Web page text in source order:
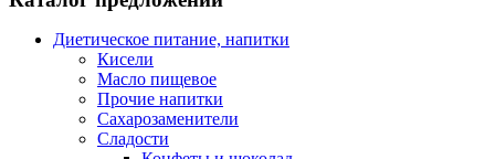
Диетическое питание, напитки
Кисели
Масло пищевое
Прочие напитки
Сахарозаменители
Сладости